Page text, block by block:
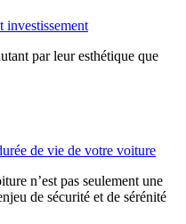
investissement
par leur esthétique que
de vie de votre voiture
n’est pas seulement une
de sécurité et de sérénité